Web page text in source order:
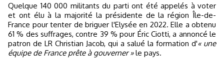
Quelque 140 000 militants du parti ont été appelés à voter
et ont élu à la majorité la présidente de la région Île-de-
France pour tenter de briguer l'Elysée en 2022. Elle a obtenu
61 % des suffrages, contre 39 % pour Éric Ciotti, a annoncé le
patron de LR Christian Jacob, qui a salué la formation d'« une
équipe de France prête à gouverner »le pays.